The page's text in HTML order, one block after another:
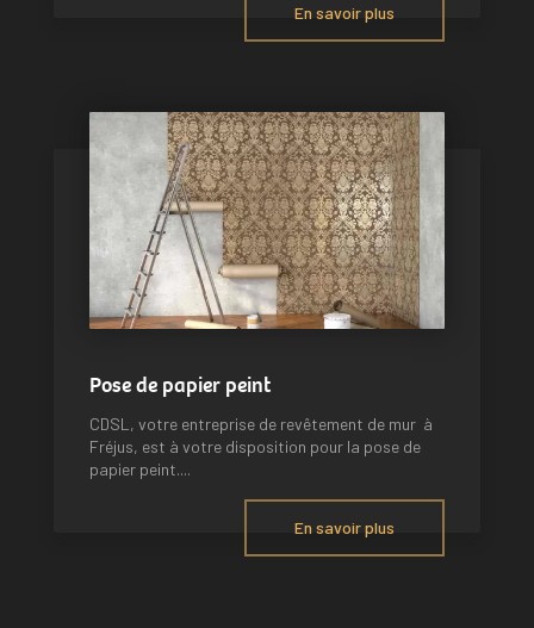
En savoir plus
Pose de papier peint
CDSL, votre entreprise de revêtement de mur à
Fréjus, est à votre disposition pour la pose de
papier peint....
En savoir plus